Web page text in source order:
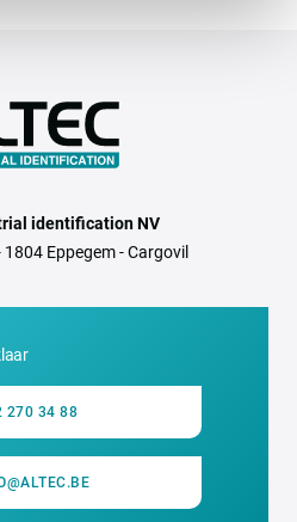
identification NV
Eppegem - Cargovil
270 34 88